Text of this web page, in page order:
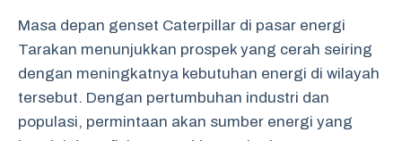
Masa depan genset Caterpillar di pasar energi
Tarakan menunjukkan prospek yang cerah seiring
dengan meningkatnya kebutuhan energi di wilayah
tersebut. Dengan pertumbuhan industri dan
populasi, permintaan akan sumber energi yang